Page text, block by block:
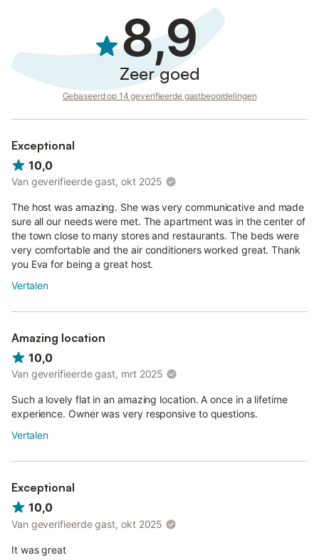
8,9
Zeer goed
Gebaseerd op 14 geverifieerde gastbeoordelingen
Exceptional
10,0
Van geverifieerde gast, okt 2025
The host was amazing. She was very communicative and made
sure all our needs were met. The apartment was in the center of
the town close to many stores and restaurants. The beds were
very comfortable and the air conditioners worked great. Thank
you Eva for being a great host.
Vertalen
Amazing location
10,0
Van geverifieerde gast, mrt 2025
Such a lovely flat in an amazing location. A once in a lifetime
experience. Owner was very responsive to questions.
Vertalen
Exceptional
10,0
Van geverifieerde gast, okt 2025
It was great